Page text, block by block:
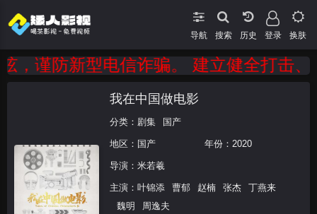
导航 搜索 登录 换肤
谨防新型电信诈骗。 建立健全打击
我在中国做电影
分类： 剧集 国产
地区： 国产 年份： 2020
导演： 米若羲
主演： 叶锦添 曹郁 赵楠 张杰
丁燕来
魏明
周逸夫